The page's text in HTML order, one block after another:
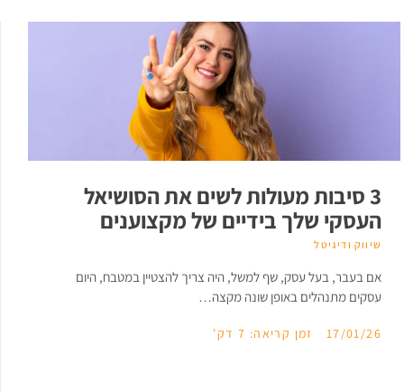
3 סיבות מעולות לשים את הסושיאל
העסקי שלך בידיים של מקצוענים
שיווק ודיגיטל
אם בעבר, בעל עסק, שף למשל, היה צריך להצטיין במטבח, היום
עסקים מתנהלים באופן שונה מקצה…
17/01/26 זמן קריאה: 7 דק'